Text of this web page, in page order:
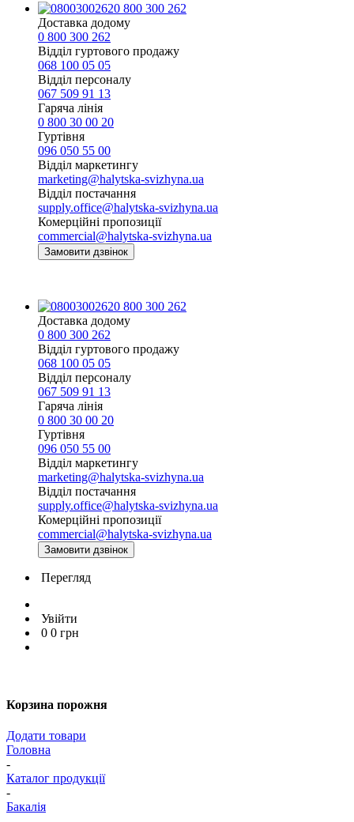
0 800 300 262
Доставка додому
0 800 300 262
Відділ гуртового продажу
068 100 05 05​
Відділ персоналу
067 509 91 13
Гаряча лінія
0 800 30 00 20
Гуртівня
096 050 55 00
Відділ маркетингу
marketing@halytska-svizhyna.ua
Відділ постачання
supply.office@halytska-svizhyna.ua
Комерційні пропозиції
commercial@halytska-svizhyna.ua
Замовити дзвінок
0 800 300 262
Доставка додому
0 800 300 262
Відділ гуртового продажу
068 100 05 05​
Відділ персоналу
067 509 91 13
Гаряча лінія
0 800 30 00 20
Гуртівня
096 050 55 00
Відділ маркетингу
marketing@halytska-svizhyna.ua
Відділ постачання
supply.office@halytska-svizhyna.ua
Комерційні пропозиції
commercial@halytska-svizhyna.ua
Замовити дзвінок
Перегляд
Увійти
0 0 грн
Корзина порожня
Додати товари
Головна
-
Каталог продукції
-
Бакалія